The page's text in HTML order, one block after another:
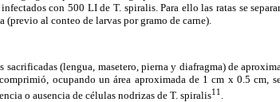
con 500 LI de T. spiralis. Para ello las ratas se
al conteo de larvas por gramo de carne).
(lengua, masetero, pierna y diafragma) de
ocupando un área aproximada de 1 cm x 0.5 cm,
o ausencia de células nodrizas de T. spiralis11